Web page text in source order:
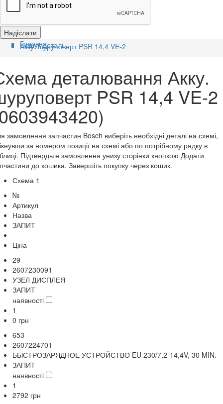
Головна
Пошук деталі
Акку. шуруповерт PSR 14,4 VE-2
деталювання Акку.
PSR 14,4 VE-2
замовлення запчастин Bosch виберіть необхідні деталі на схемі,
за номером позиції на схемі або по потрібному рядку в
Підтвердьте замовлення унизу сторінки кнопкою Додати
до кошика. Завершіть покупку через кошик.
Схема 1
№
Артикул
Назва
ЗАПИТ
Ціна
29
2607230091
УЗЕЛ ДИСПЛЕЯ
ЗАПИТ
наявності
1
0 грн
653
2607224701
БЫСТРОЗАРЯДНОЕ УСТРОЙСТВО EU 230/7,2-14,4V, 30 MIN.
ЗАПИТ
наявності
1
2792 грн